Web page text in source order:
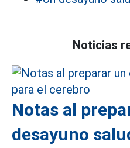
Noticias
Notas al
desayuno